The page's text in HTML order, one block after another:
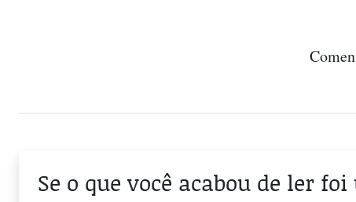
Se o que você acabou de ler